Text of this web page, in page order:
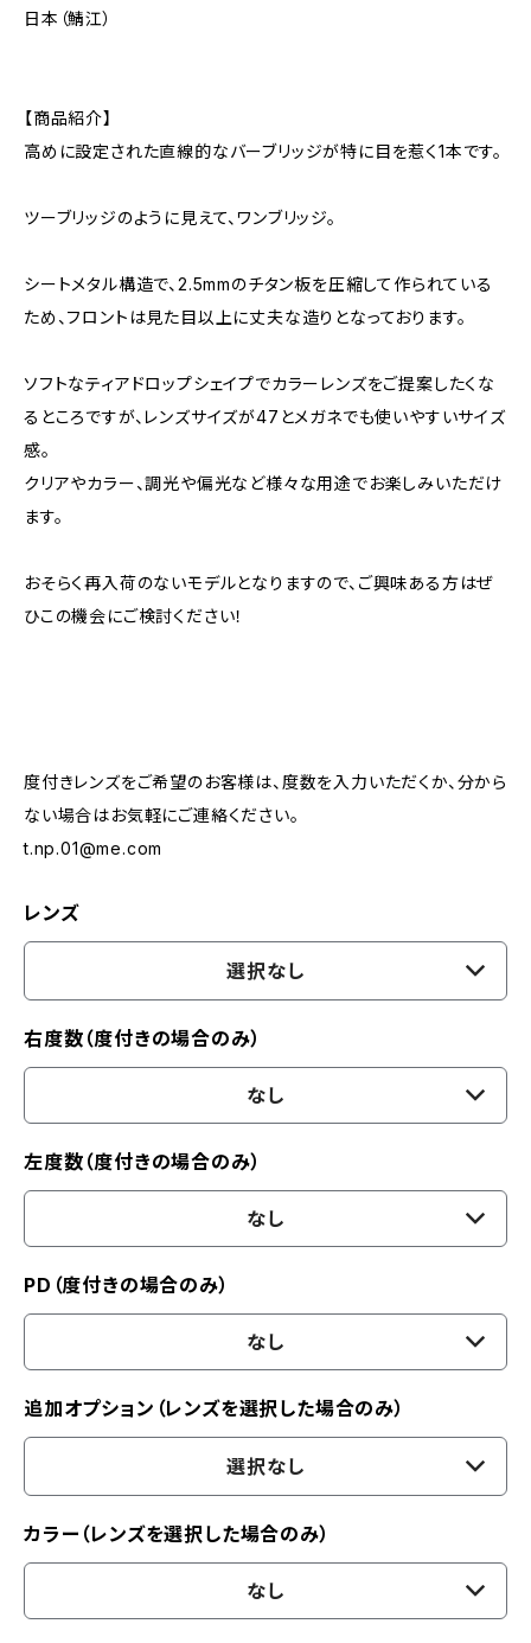
日本（鯖江）
【商品紹介】
高めに設定された直線的なバーブリッジが特に目を惹く1本です。
ツーブリッジのように見えて、ワンブリッジ。
シートメタル構造で、2.5mmのチタン板を圧縮して作られている
ため、フロントは見た目以上に丈夫な造りとなっております。
ソフトなティアドロップシェイプでカラーレンズをご提案したくな
るところですが、レンズサイズが47とメガネでも使いやすいサイズ
感。
クリアやカラー、調光や偏光など様々な用途でお楽しみいただけ
ます。
おそらく再入荷のないモデルとなりますので、ご興味ある方はぜ
ひこの機会にご検討ください！
度付きレンズをご希望のお客様は、度数を入力いただくか、分から
ない場合はお気軽にご連絡ください。
t.np.01@me.com
レンズ
選択なし
右度数（度付きの場合のみ）
なし
左度数（度付きの場合のみ）
なし
PD（度付きの場合のみ）
なし
追加オプション（レンズを選択した場合のみ）
選択なし
カラー（レンズを選択した場合のみ）
なし